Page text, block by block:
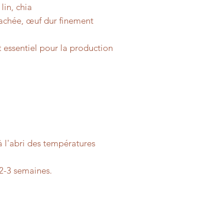
chia
œuf dur finement
essentiel pour la production
l'abri des températures
3 semaines.